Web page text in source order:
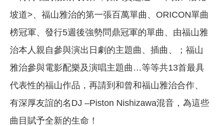
坡道>、福山雅治的第一張百萬單曲 、ORICON單曲
榜冠軍、發行5週後強勢問鼎冠軍的單曲 、由福山雅
治本人親自參與演出日劇的主題曲 、插曲 、
；福山
雅治參與電影配樂及演唱主題曲 …等等共13首最具
代表性的福山作品，再請到和曾和福山雅治合作、
有深厚友誼的名DJ –Piston Nishizawa混音，為這些
曲目賦予全新的生命！